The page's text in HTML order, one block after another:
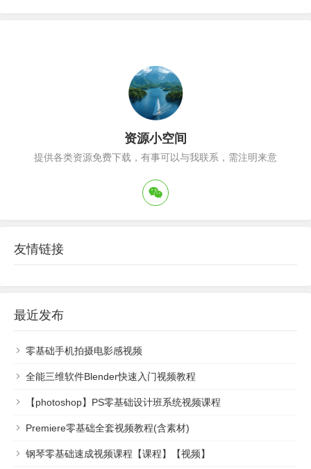
资源小空间
提供各类资源免费下载，有事可以与我联系，需注明来意
友情链接
最近发布
零基础手机拍摄电影感视频
全能三维软件Blender快速入门视频教程
【photoshop】PS零基础设计班系统视频课程
Premiere零基础全套视频教程(含素材)
钢琴零基础速成视频课程【课程】【视频】